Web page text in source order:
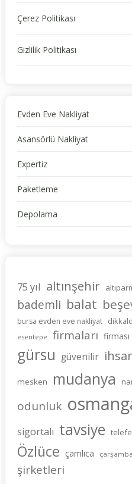
Çerez Politikası
Gizlilik Politikası
Evden Eve Nakliyat
Asansörlü Nakliyat
Expertiz
Paketleme
Depolama
75 yıl altınşehir
bademli balat
bursa evden eve nakliyat
esentepe firmaları firması
gürsu güvenilir
mesken mudanya
odunluk
sigortalı tavsiye
Özlüce çamlıca çarşamba
şirketleri